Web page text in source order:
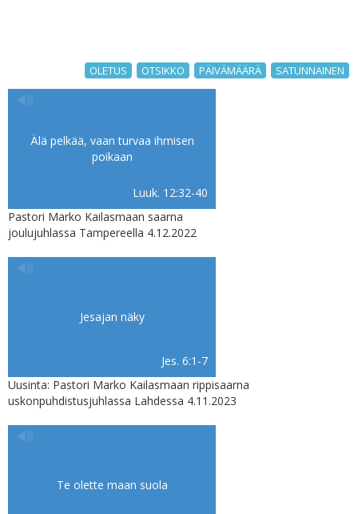
OLETUS OTSIKKO PÄIVÄMÄÄRÄ SATUNNAINEN
Älä pelkää, vaan turvaa ihmisen
poikaan
Luuk. 12:32-40
Pastori Marko Kailasmaan saarna
joulujuhlassa Tampereella 4.12.2022
Jesajan näky
Jes. 6:1-7
Uusinta: Pastori Marko Kailasmaan rippisaarna
uskonpuhdistusjuhlassa Lahdessa 4.11.2023
Te olette maan suola